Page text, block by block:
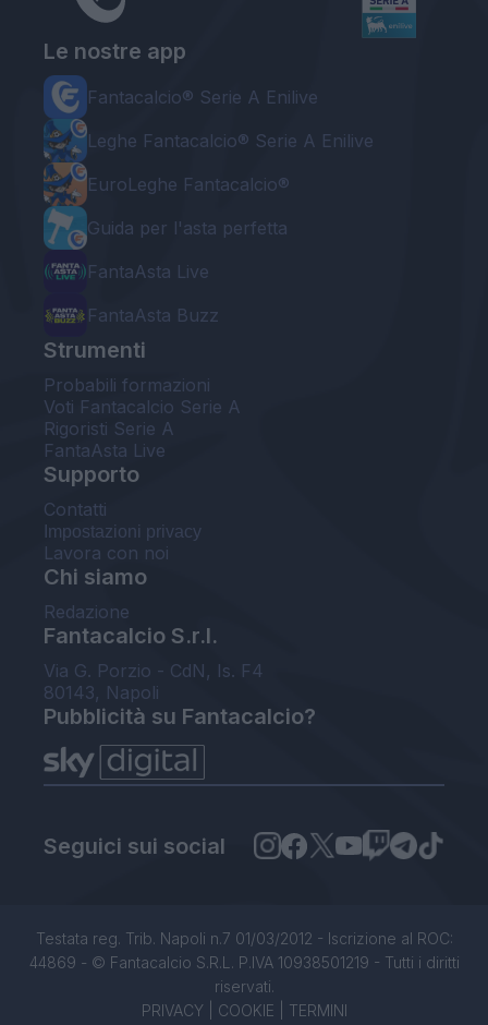
Le nostre app
Fantacalcio® Serie A Enilive
Leghe Fantacalcio® Serie A Enilive
EuroLeghe Fantacalcio®
Guida per l'asta perfetta
FantaAsta Live
FantaAsta Buzz
Strumenti
Probabili formazioni
Voti Fantacalcio Serie A
Rigoristi Serie A
FantaAsta Live
Supporto
Contatti
Impostazioni privacy
Lavora con noi
Chi siamo
Redazione
Fantacalcio S.r.l.
Via G. Porzio - CdN, Is. F4
80143, Napoli
Pubblicità su Fantacalcio?
Seguici sui social
Testata reg. Trib. Napoli n.7 01/03/2012 - Iscrizione al ROC:
44869 - © Fantacalcio S.R.L. P.IVA 10938501219 - Tutti i diritti
riservati.
PRIVACY| COOKIE TERMINI